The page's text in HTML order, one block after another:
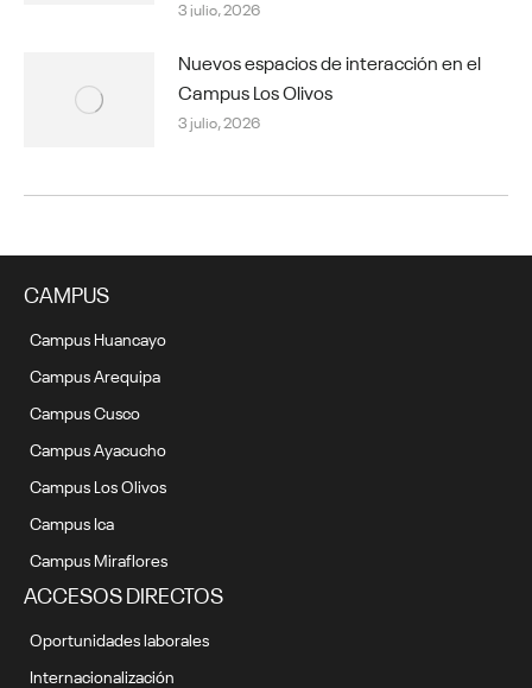
3 julio, 2026
Nuevos espacios de interacción en el
Campus Los Olivos
3 julio, 2026
CAMPUS
Campus Huancayo
Campus Arequipa
Campus Cusco
Campus Ayacucho
Campus Los Olivos
Campus Ica
Campus Miraflores
ACCESOS DIRECTOS
Oportunidades laborales
Internacionalización